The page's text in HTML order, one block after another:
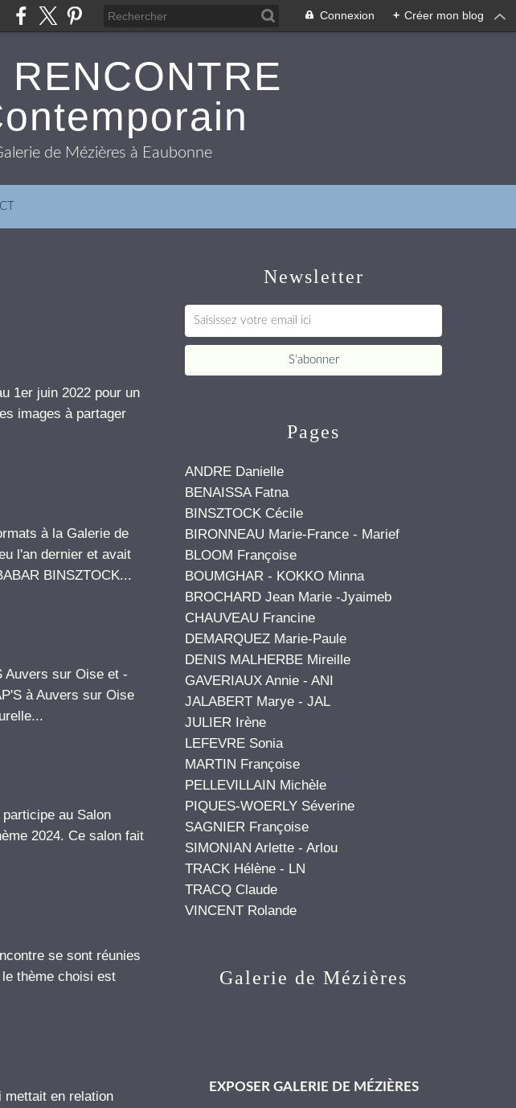
Connexion + Créer mon blog
de Mézières à Eaubonne
1er juin 2022 pour un
images à partager
à la Galerie de
l'an dernier et avait
BINSZTOCK...
Auvers sur Oise et -
à Auvers sur Oise
au Salon
2024. Ce salon fait
se sont réunies
thème choisi est
mettait en relation
Newsletter
Pages
ANDRE Danielle
BENAISSA Fatna
BINSZTOCK Cécile
BIRONNEAU Marie-France - Marief
BLOOM Françoise
BOUMGHAR - KOKKO Minna
BROCHARD Jean Marie -Jyaimeb
CHAUVEAU Francine
DEMARQUEZ Marie-Paule
DENIS MALHERBE Mireille
GAVERIAUX Annie - ANI
JALABERT Marye - JAL
JULIER Irène
LEFEVRE Sonia
MARTIN Françoise
PELLEVILLAIN Michèle
PIQUES-WOERLY Séverine
SAGNIER Françoise
SIMONIAN Arlette - Arlou
TRACK Hélène - LN
TRACQ Claude
VINCENT Rolande
Galerie de Mézières
EXPOSER GALERIE DE MÉZIÈRES